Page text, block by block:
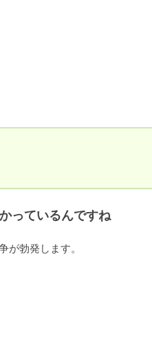
っているんですね
勃発します。